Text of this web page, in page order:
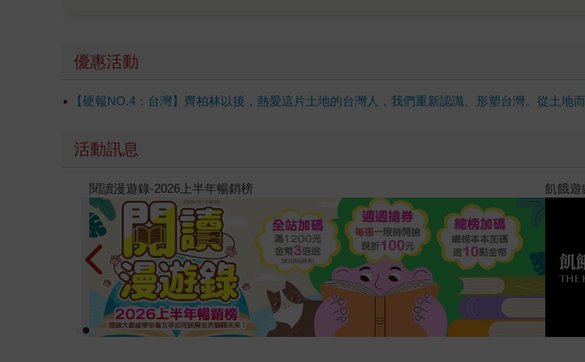
有機會就該多寫些評論，一方面鍛鍊自己評析作品的能力，一方面讓更多作品也能獲得
戰，盡量在不需成本的網路空間寫，也不在乎讀者。但摩羯座的宥勳認真思考了一番，
可能使用免費的網路資源之下，自己支付所有維持刊物運作的費用，擔下大部分繁瑣的
沒有出現某些人以為的一味攻擊謾罵，而是有憑有據有論證地評析文本。儘管如此，三
前那篇〈你為什麼忍不住收看連柯爭霸〉），差不多同期間也完成棒球長篇小說《暗影
篇卻是寫職棒場上的假球案。不用說，故事的背景當然是在台灣，只是時代稍微挪後一
打放水球。然而打假球牽涉的不會只有球員和簽賭組頭，小說挖掘了更深更遠的社會成
說躋身最佳運動文學演出的行列。 球迷常說「你怎麼可能不愛棒球」，宥勳的小說讓
棒球。 ＊文中朱宥勳照片，由寶瓶文化提供。
優惠活動
【硬報NO.4：台灣】齊柏林以後，熱愛這片土地的台灣人，我們重新認識、形塑台灣。從土
活動訊息
教場電影版 十字殺